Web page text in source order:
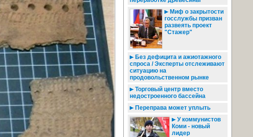
Миф о закрытости
госслужбы призван
развеять проект
"Стажер"
Без дефицита и ажиотажного
спроса / Эксперты отслеживают
ситуацию на
продовольственном рынке
Торговый центр вместо
недостроенного бассейна
Переправа может уплыть
У коммунистов
Коми - новый
лидер